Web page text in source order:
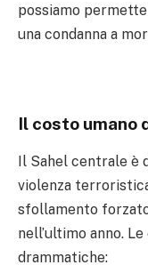
possiamo
una condanna a
Il costo umano
Il Sahel centrale è
violenza
sfollamento
nell’ultimo anno.
drammatiche: